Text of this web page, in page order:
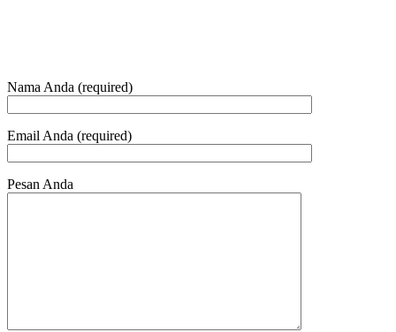
Nama Anda (required)
Email Anda (required)
Pesan Anda